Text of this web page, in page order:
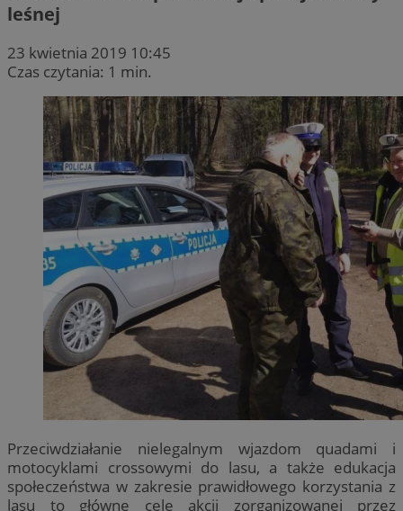
leśnej
23 kwietnia 2019 10:45
Czas czytania: 1 min.
Przeciwdziałanie nielegalnym wjazdom quadami i
motocyklami crossowymi do lasu, a także edukacja
społeczeństwa w zakresie prawidłowego korzystania z
lasu to główne cele akcji zorganizowanej przez